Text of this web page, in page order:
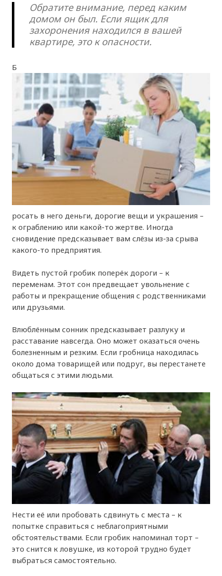
Обратите внимание, перед каким
домом он был. Если ящик для
захоронения находился в вашей
квартире, это к опасности.
Б
росать в него деньги, дорогие вещи и украшения –
к ограблению или какой-то жертве. Иногда
сновидение предсказывает вам слёзы из-за срыва
какого-то предприятия.
Видеть пустой гробик поперёк дороги – к
переменам. Этот сон предвещает увольнение с
работы и прекращение общения с родственниками
или друзьями.
Влюблённым сонник предсказывает разлуку и
расставание навсегда. Оно может оказаться очень
болезненным и резким. Если гробница находилась
около дома товарищей или подруг, вы перестанете
общаться с этими людьми.
Нести её или пробовать сдвинуть с места – к
попытке справиться с неблагоприятными
обстоятельствами. Если гробик напоминал торт –
это снится к ловушке, из которой трудно будет
выбраться самостоятельно.